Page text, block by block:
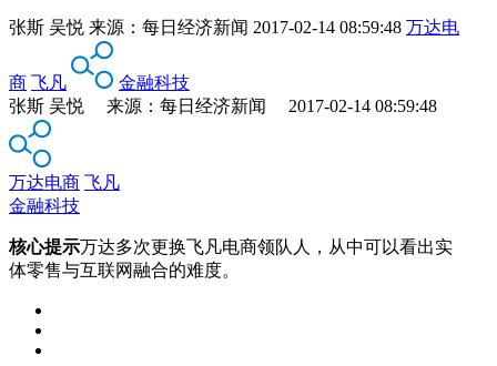
张斯 吴悦 来源： 每日经济新闻 2017-02-14 08:59:48 万达电
商 飞凡
金融科技
张斯 吴悦 来源：每日经济新闻 2017-02-14 08:59:48
万达电商 飞凡
金融科技
核心提示万达多次更换飞凡电商领队人，从中可以看出实
体零售与互联网融合的难度。